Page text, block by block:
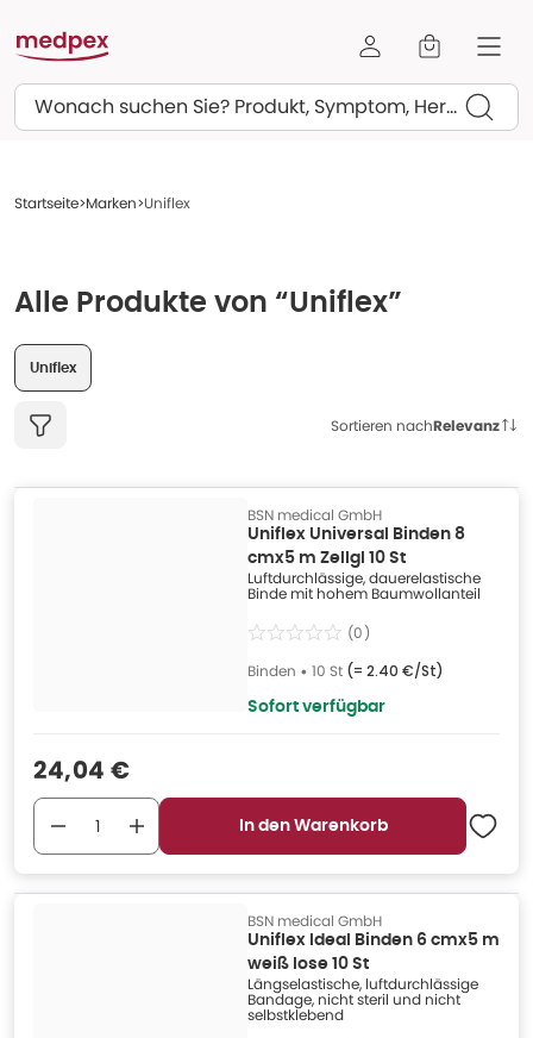
Suchen
Startseite Marken Uniflex
Alle Produkte von “Uniflex”
Uniflex
Sortieren nachRelevanz
BSN medical GmbH
Uniflex Universal Binden 8
cmx5 m Zellgl 10 St
Luftdurchlässige, dauerelastische
Binde mit hohem Baumwollanteil
(0)
Binden • 10 St (= 2.40 €/St)
Sofort verfügbar
Verkaufspreis
24,04 €
In den Warenkorb
BSN medical GmbH
Uniflex Ideal Binden 6 cmx5 m
weiß lose 10 St
Längselastische, luftdurchlässige
Bandage, nicht steril und nicht
selbstklebend